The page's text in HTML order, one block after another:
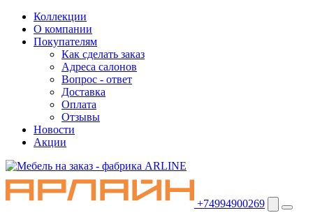
Коллекции
О компании
Покупателям
Как сделать заказ
Адреса салонов
Вопрос - ответ
Доставка
Оплата
Отзывы
Новости
Акции
+74994900269